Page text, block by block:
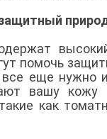
помочь
еще нужно
вашу кожу
как